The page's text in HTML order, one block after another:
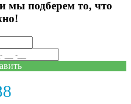
мы подберем то, что